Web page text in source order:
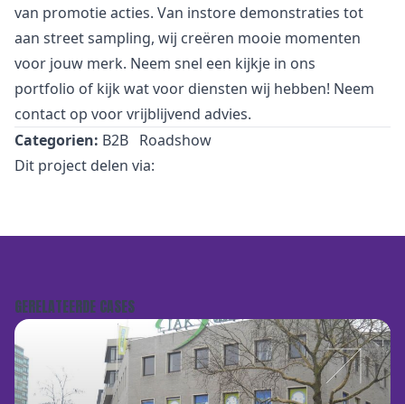
van promotie acties. Van instore demonstraties tot
aan street sampling, wij creëren mooie momenten
voor jouw merk. Neem snel een kijkje in ons
portfolio of kijk wat voor diensten wij hebben! Neem
contact op voor vrijblijvend advies.
Categorien: B2B Roadshow
Dit project delen via:
GERELATEERDE CASES